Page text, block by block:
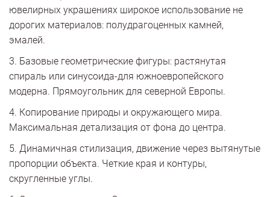
ювелирных украшениях широкое использование не
дорогих материалов: полудрагоценных камней,
эмалей.
3. Базовые геометрические фигуры: растянутая
спираль или синусоида-для южноевропейского
модерна. Прямоугольник для северной Европы.
4. Копирование природы и окружающего мира.
Максимальная детализация от фона до центра.
5. Динамичная стилизация, движение через вытянутые
пропорции объекта. Четкие края и контуры,
скругленные углы.